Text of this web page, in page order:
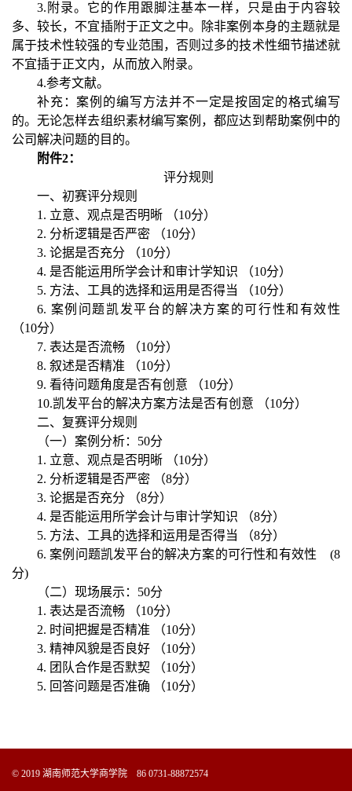
3.附录。它的作用跟脚注基本一样，只是由于内容较
多、较长，不宜插附于正文之中。除非案例本身的主题就是
属于技术性较强的专业范围，否则过多的技术性细节描述就
不宜插于正文内，从而放入附录。
4.参考文献。
补充：案例的编写方法并不一定是按固定的格式编写
的。无论怎样去组织素材编写案例，都应达到帮助案例中的
公司解决问题的目的。
附件2：
评分规则
一、初赛评分规则
1. 立意、观点是否明晰 （10分）
2. 分析逻辑是否严密 （10分）
3. 论据是否充分 （10分）
4. 是否能运用所学会计和审计学知识 （10分）
5. 方法、工具的选择和运用是否得当 （10分）
6. 案例问题凯发平台的解决方案的可行性和有效性
（10分）
7. 表达是否流畅 （10分）
8. 叙述是否精准 （10分）
9. 看待问题角度是否有创意 （10分）
10.凯发平台的解决方案方法是否有创意 （10分）
二、复赛评分规则
（一）案例分析：50分
1. 立意、观点是否明晰 （10分）
2. 分析逻辑是否严密 （8分）
3. 论据是否充分 （8分）
4. 是否能运用所学会计与审计学知识 （8分）
5. 方法、工具的选择和运用是否得当 （8分）
6. 案例问题凯发平台的解决方案的可行性和有效性 (8
分)
（二）现场展示：50分
1. 表达是否流畅 （10分）
2. 时间把握是否精准 （10分）
3. 精神风貌是否良好 （10分）
4. 团队合作是否默契 （10分）
5. 回答问题是否准确 （10分）
© 2019 湖南师范大学商学院 86 0731-88872574